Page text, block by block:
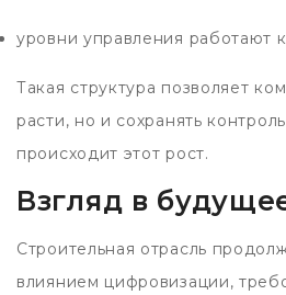
уровни управления работают
Такая структура позволяет
расти, но и сохранять
происходит этот рост.
Взгляд в
Строительная отрасль
влиянием цифровизации,